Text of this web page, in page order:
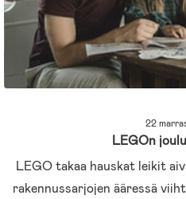
22
LEGOn
LEGO takaa hauskat leikit
rakennussarjojen ääressä